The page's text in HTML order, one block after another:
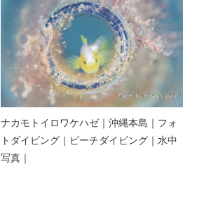
ナカモトイロワケハゼ｜沖縄本島｜フォ
トダイビング｜ビーチダイビング｜水中
写真｜